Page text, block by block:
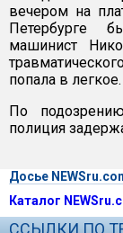
вечером на
Петербурге
машинист
попала в легкое.
По
полиция
Досье
Каталог
ССЫЛКИ ПО